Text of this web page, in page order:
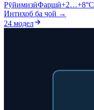
РӯйимизӣФаршӣ+2…+8°C
Интихоб ба ҷой →
24 модел